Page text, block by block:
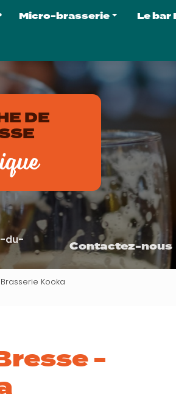
Micro-brasserie
Nos bières
Nos softs
Visiter la brasserie
Location de tireuse
Le bar
C'est
DE
du-
Contactez-nous
Kooka
-